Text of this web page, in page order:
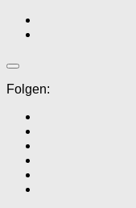
Folgen: